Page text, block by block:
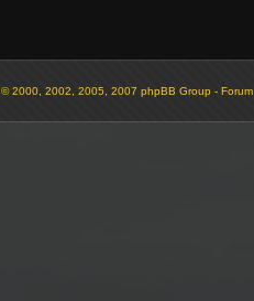
© 2000, 2002, 2005, 2007 phpBB Group - Forum